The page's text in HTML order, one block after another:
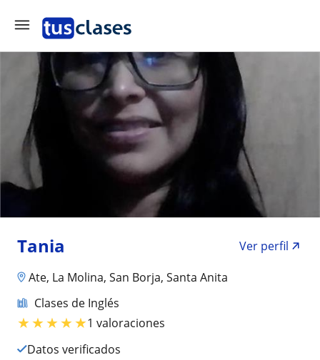
Tania
Ver perfil
Ate, La Molina, San Borja, Santa Anita
Clases de Inglés
★★★★★1 valoraciones
Datos verificados